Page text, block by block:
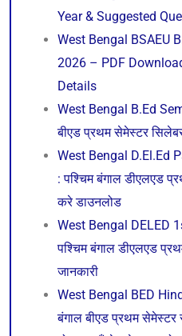
Year & Suggested
West Bengal BSAEU
2026 – PDF
Details
West Bengal B.Ed
बीएड प्रथम सेमेस्टर
West Bengal D.El.Ed
: पश्चिम बंगाल डीएलएड
करे डाउनलोड
West Bengal DELED
पश्चिम बंगाल डीएलएड
जानकारी
West Bengal BED
बंगाल बीएड प्रथम सेमेस्टर